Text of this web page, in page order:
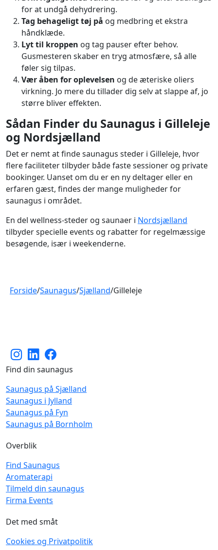
for at undgå dehydrering.
Tag behageligt tøj på og medbring et ekstra
håndklæde.
Lyt til kroppen og tag pauser efter behov.
Gusmesteren skaber en tryg atmosfære, så alle
føler sig tilpas.
Vær åben for oplevelsen og de æteriske oliers
virkning. Jo mere du tillader dig selv at slappe af, jo
større bliver effekten.
Sådan Finder du Saunagus i Gilleleje
og Nordsjælland
Det er nemt at finde saunagus steder i Gilleleje, hvor
flere faciliteter tilbyder både faste sessioner og private
bookinger. Uanset om du er en ny deltager eller en
erfaren gæst, findes der mange muligheder for
saunagus i området.
En del wellness-steder og saunaer i Nordsjælland
tilbyder specielle events og rabatter for regelmæssige
besøgende, især i weekenderne.
Forside/Saunagus/Sjælland/Gilleleje
Find din saunagus
Saunagus på Sjælland
Saunagus i Jylland
Saunagus på Fyn
Saunagus på Bornholm
Overblik
Find Saunagus
Aromaterapi
Tilmeld din saunagus
Firma Events
Det med småt
Cookies og Privatpolitik